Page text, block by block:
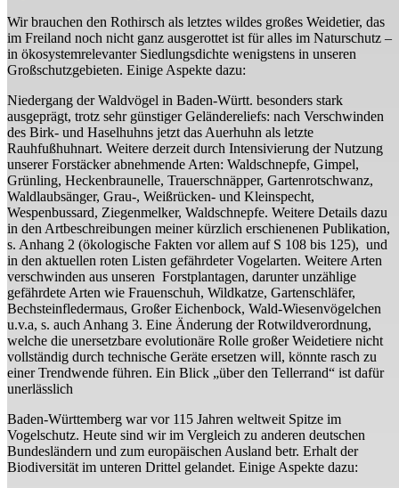
Wir brauchen den Rothirsch als letztes wildes großes Weidetier, das
im Freiland noch nicht ganz ausgerottet ist für alles im Naturschutz –
in ökosystemrelevanter Siedlungsdichte wenigstens in unseren
Großschutzgebieten. Einige Aspekte dazu:
Niedergang der Waldvögel in Baden-Württ. besonders stark
ausgeprägt, trotz sehr günstiger Geländereliefs: nach Verschwinden
des Birk- und Haselhuhns jetzt das Auerhuhn als letzte
Rauhfußhuhnart. Weitere derzeit durch Intensivierung der Nutzung
unserer Forstäcker abnehmende Arten: Waldschnepfe, Gimpel,
Grünling, Heckenbraunelle, Trauerschnäpper, Gartenrotschwanz,
Waldlaubsänger, Grau-, Weißrücken- und Kleinspecht,
Wespenbussard, Ziegenmelker, Waldschnepfe. Weitere Details dazu
in den Artbeschreibungen meiner kürzlich erschienenen Publikation,
s. Anhang 2 (ökologische Fakten vor allem auf S 108 bis 125), und
in den aktuellen roten Listen gefährdeter Vogelarten. Weitere Arten
verschwinden aus unseren Forstplantagen, darunter unzählige
gefährdete Arten wie Frauenschuh, Wildkatze, Gartenschläfer,
Bechsteinfledermaus, Großer Eichenbock, Wald-Wiesenvögelchen
u.v.a, s. auch Anhang 3. Eine Änderung der Rotwildverordnung,
welche die unersetzbare evolutionäre Rolle großer Weidetiere nicht
vollständig durch technische Geräte ersetzen will, könnte rasch zu
einer Trendwende führen. Ein Blick „über den Tellerrand“ ist dafür
unerlässlich
Baden-Württemberg war vor 115 Jahren weltweit Spitze im
Vogelschutz. Heute sind wir im Vergleich zu anderen deutschen
Bundesländern und zum europäischen Ausland betr. Erhalt der
Biodiversität im unteren Drittel gelandet. Einige Aspekte dazu: